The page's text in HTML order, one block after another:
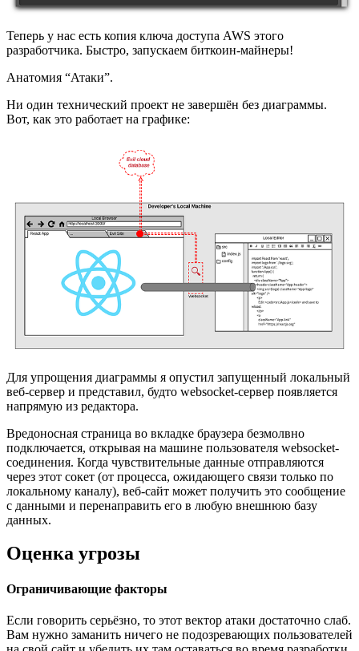
Теперь у нас есть копия ключа доступа AWS этого
разработчика. Быстро, запускаем биткоин-майнеры!
Анатомия “Атаки”.
Ни один технический проект не завершён без диаграммы.
Вот, как это работает на графике:
Для упрощения диаграммы я опустил запущенный локальный
веб-сервер и представил, будто websocket-сервер появляется
напрямую из редактора.
Вредоносная страница во вкладке браузера безмолвно
подключается, открывая на машине пользователя websocket-
соединения. Когда чувствительные данные отправляются
через этот сокет (от процесса, ожидающего связи только по
локальному каналу), веб-сайт может получить это сообщение
с данными и перенаправить его в любую внешнюю базу
данных.
Оценка угрозы
Ограничивающие факторы
Если говорить серьёзно, то этот вектор атаки достаточно слаб.
Вам нужно заманить ничего не подозревающих пользователей